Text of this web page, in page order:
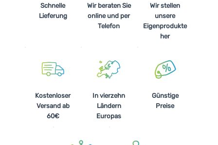
Schnelle
Lieferung
Wir beraten Sie
online und per
Telefon
Wir stellen
unsere
Eigenprodukte
her
Kostenloser
Versand ab
60€
In vierzehn
Ländern
Europas
Günstige
Preise